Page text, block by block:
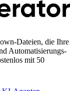
Dateien, die Ihre
Automatisierungs-
mit 50